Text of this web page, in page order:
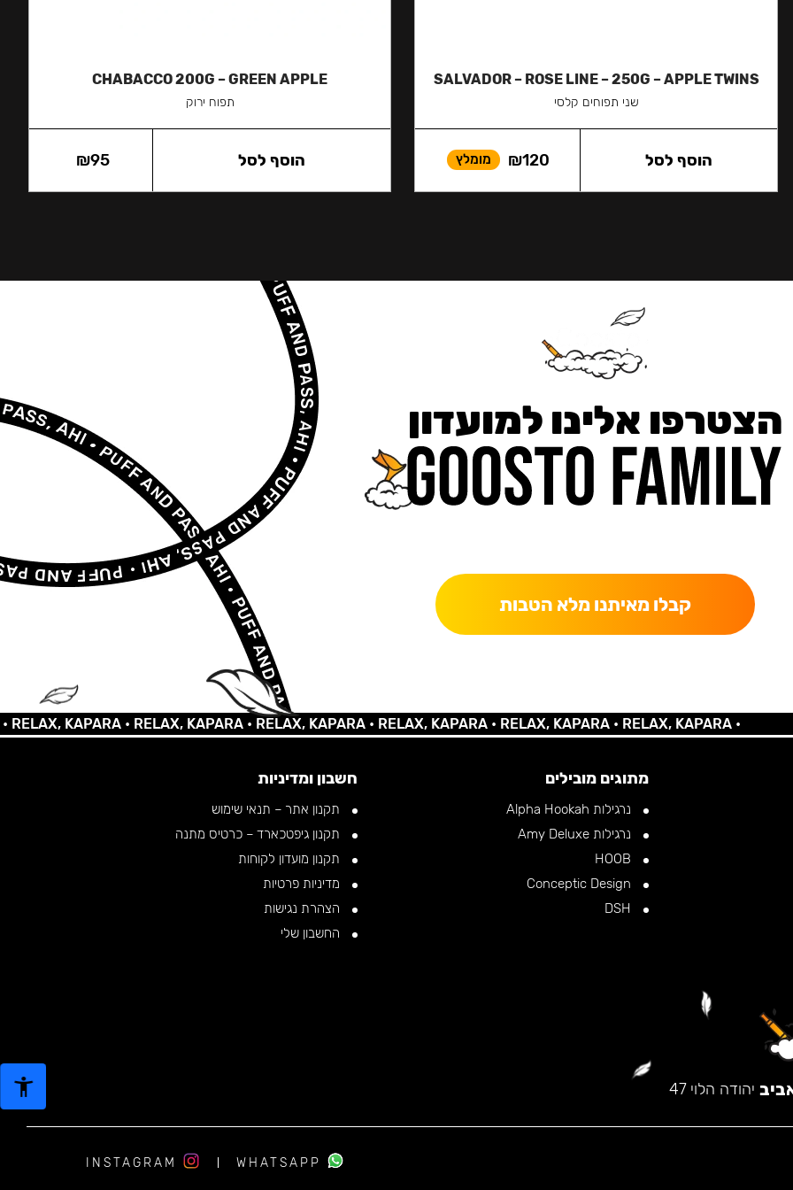
SALVADOR – ROSE LINE – 250G – APPLE TWINS
שני תפוחים קלסי
₪120 מומלץ הוסף לסל
CHABACCO 200G – GREEN APPLE
תפוח ירוק
₪95 הוסף לסל
הצטרפו אלינו למועדון
קבלו מאיתנו מלא הטבות
KAPARA •RELAX, KAPARA •RELAX, KAPARA •RELAX, KAPARA •RELAX, KAPARA •RELAX, KAPARA •
מתוגים מובילים
נרגילות Alpha Hookah
נרגילות Amy Deluxe
חשבון ומדיניות
תקנון אתר – תנאי שימוש
תקנון גיפטכארד – כרטיס מתנה
תקנון מועדון לקוחות
מדיניות פרטיות
הצהרת נגישות
החשבון שלי
יהודה הלוי 47
WHATSAPP
INSTAGRAM